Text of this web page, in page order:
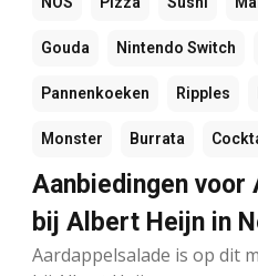
Gouda Nintendo Switch
Pannenkoeken Ripples
Monster Burrata
Aanbiedingen voor
bij Albert Heijn in
Aardappelsalade is op dit